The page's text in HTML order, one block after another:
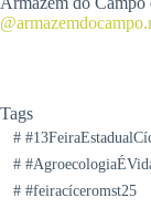
Tags
#
#
##feiracíceromst25